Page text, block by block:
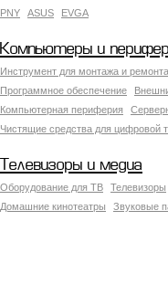
PNY
ASUS EVGA
Компьютеры и
Инструмент для монтажа и ремонта
Программное обеспечение
Компьютерная периферия
Чистящие средства для цифровой
Телевизоры и медиа
Оборудование для ТВ Телевизоры
Домашние кинотеатры
Звуковые